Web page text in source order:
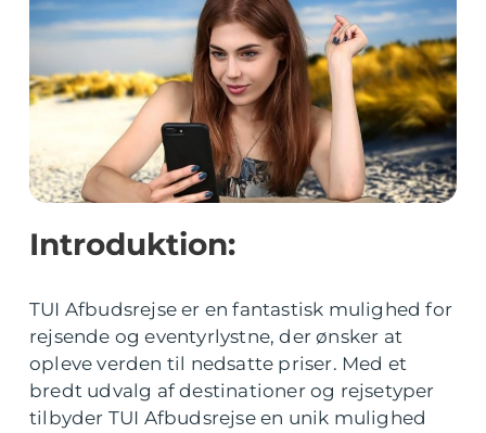
Introduktion:
TUI Afbudsrejse er en fantastisk mulighed for
rejsende og eventyrlystne, der ønsker at
opleve verden til nedsatte priser. Med et
bredt udvalg af destinationer og rejsetyper
tilbyder TUI Afbudsrejse en unik mulighed